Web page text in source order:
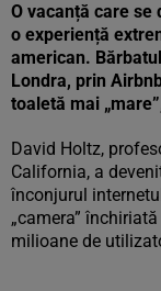
O vacanță care
o experiență
american.
Londra, prin
toaletă mai
David Holtz,
California, a
înconjurul
„camera”
milioane de